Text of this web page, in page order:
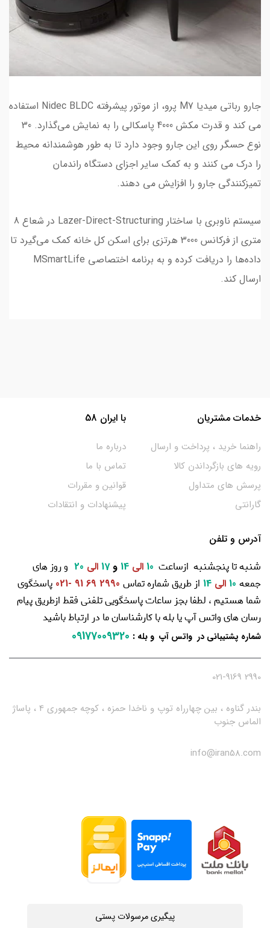
جارو رباتی میدیا M7 پرو، از موتور پیشرفته Nidec BLDC استفاده
می کند و قدرت مکش 4000 پاسکالی را به نمایش می‌گذارد. 30
نوع حسگر روی این جارو وجود دارد تا به طور هوشمندانه محیط
را درک می کنند و به کمک سایر اجزای دستگاه راندمان
تمیزکنندگی جارو را افزایش می دهند.
سیستم ناوبری با ساختار Lazer-Direct-Structuring در شعاع 8
متری از فرکانس 3000 هرتزی برای اسکن کل خانه کمک می‌گیرد تا
داده‌ها را دریافت کرده و به برنامه اختصاصی MSmartLife
ارسال کند.
خدمات مشتریان
راهنما خرید ، پرداخت و ارسال
رویه های بازگرداندن کالا
پرسش های متداول
گارانتی
با ایران 58
درباره ما
تماس با ما
قوانین و مقررات
پیشنهادات و انتقادات
آدرس و تلفن
شنبه تا پنجشنبه ازساعت 10 الی و17 الی
و روز های
جمعه
الی از طریق شماره تماس 2990 69 91 -021
پاسخگوی
شما هستیم ، لطفا بجز ساعات پاسخگویی تلفنی فقط ازطریق پیام
رسان های واتس آپ یا بله با کارشناسان ما در ارتباط باشید
شماره پشتیبانی در واتس آپ و بله :
09177009320
2990 021-9169
بندر گناوه ، بین چهارراه توپ و ناخدا حمزه ، کوچه جمهوری 4 ، پاساژ
الماس جنوب
info@iran58.com
پیگیری مرسولات پستی